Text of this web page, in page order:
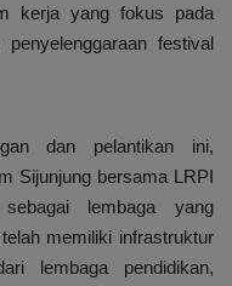
kerja yang fokus pada
festival
dan pelantikan ini,
Sijunjung bersama LRPI
lembaga yang
memiliki infrastruktur
lembaga pendidikan,